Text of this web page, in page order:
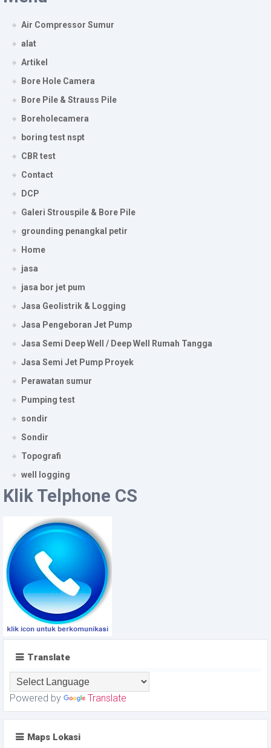
Air Compressor Sumur
alat
Artikel
Bore Hole Camera
Bore Pile & Strauss Pile
Boreholecamera
boring test nspt
CBR test
Contact
DCP
Galeri Strouspile & Bore Pile
grounding penangkal petir
Home
jasa
jasa bor jet pum
Jasa Geolistrik & Logging
Jasa Pengeboran Jet Pump
Jasa Semi Deep Well / Deep Well Rumah Tangga
Jasa Semi Jet Pump Proyek
Perawatan sumur
Pumping test
sondir
Sondir
Topografi
well logging
Klik Telphone CS
Translate
Powered by Translate
Maps Lokasi